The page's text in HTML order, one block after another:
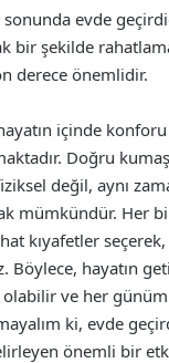
sonunda evde
bir şekilde
derece önemlidir.
içinde
Doğru
değil, aynı
mümkündür. Her
kıyafetler
Böylece, hayatın
olabilir ve her
ki, evde
önemli bir